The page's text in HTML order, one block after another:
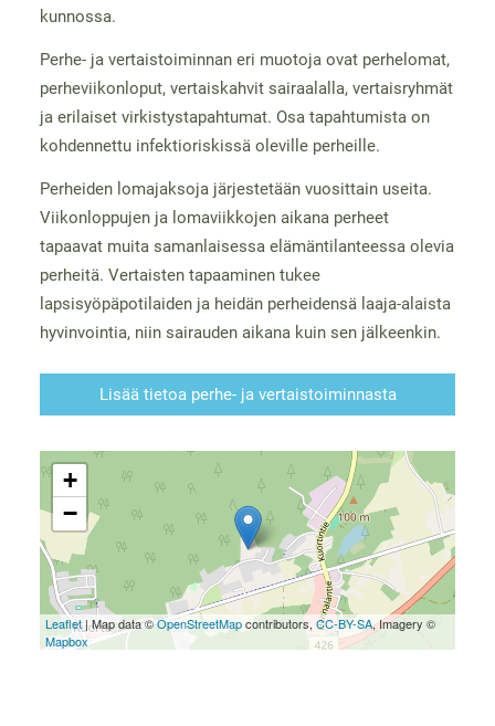
kunnossa.
Perhe- ja vertaistoiminnan eri muotoja ovat perhelomat,
perheviikonloput, vertaiskahvit sairaalalla, vertaisryhmät
ja erilaiset virkistystapahtumat. Osa tapahtumista on
kohdennettu infektioriskissä oleville perheille.
Perheiden lomajaksoja järjestetään vuosittain useita.
Viikonloppujen ja lomaviikkojen aikana perheet
tapaavat muita samanlaisessa elämäntilanteessa olevia
perheitä. Vertaisten tapaaminen tukee
lapsisyöpäpotilaiden ja heidän perheidensä laaja-alaista
hyvinvointia, niin sairauden aikana kuin sen jälkeenkin.
Lisää tietoa perhe- ja vertaistoiminnasta
+
−
Leaflet| Map data ©OpenStreetMapcontributors, CC-BY-SA, Imagery ©
Mapbox